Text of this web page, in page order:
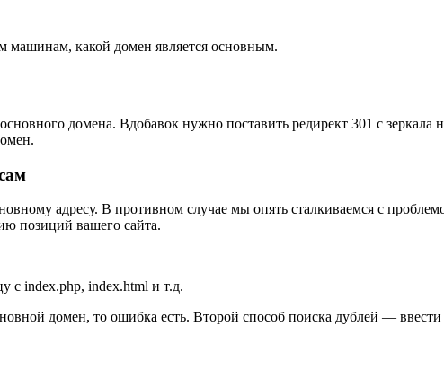
машинам, какой домен является основным.
домена. Вдобавок нужно поставить редирект 301 с
адресу. В противном случае мы опять сталкиваемся с
позиций вашего сайта.
с index.php, index.html и т.д.
домен, то ошибка есть. Второй способ поиска дублей —